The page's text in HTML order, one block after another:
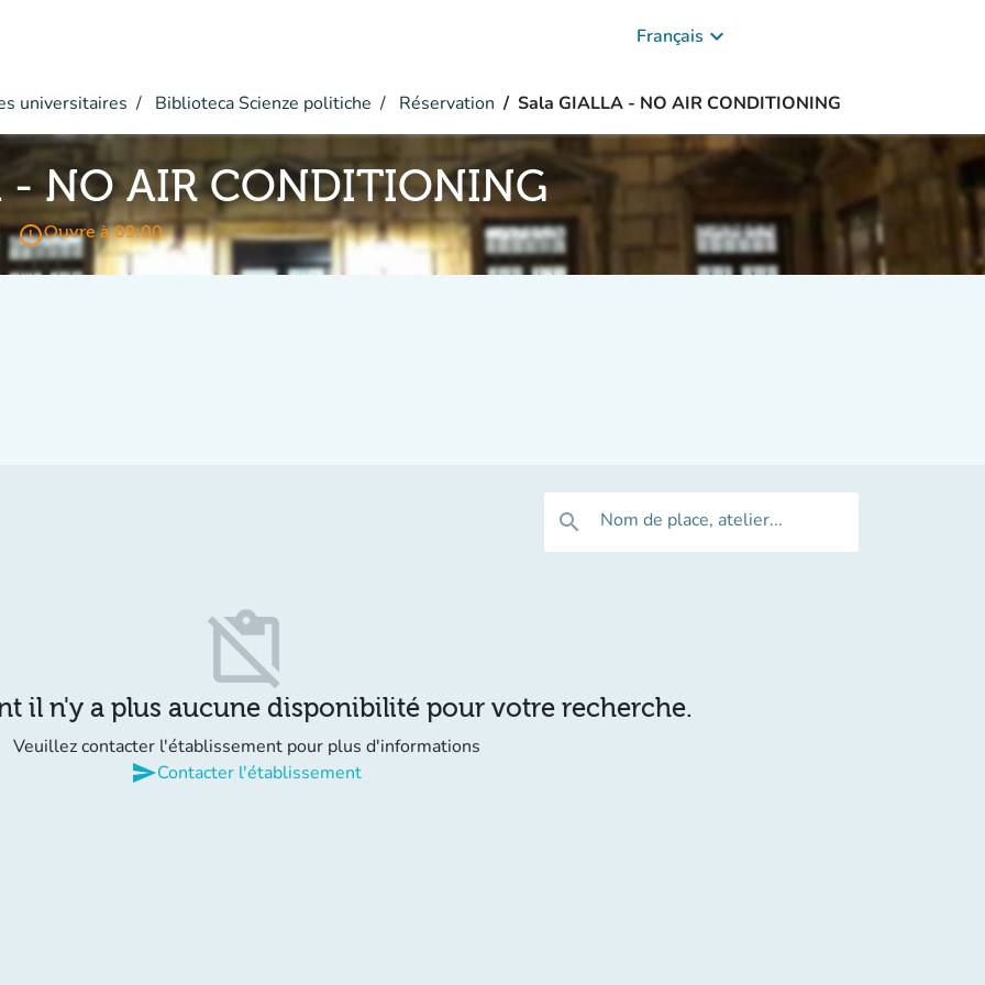
Français keyboard_arrow_down
universitaires Biblioteca Scienze politiche Réservation Sala GIALLA - NO AIR CONDITIONING
- NO AIR CONDITIONING
access_timeOuvre à 09:00
search Nom de place, atelier...
content_paste_off
il n'y a plus aucune disponibilité pour votre recherche.
Veuillez contacter l'établissement pour plus d'informations
sendContacter l'établissement